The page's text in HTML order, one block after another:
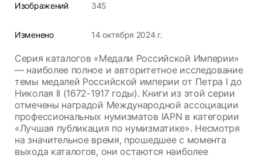
Изображений
345
Изменено 14 октября 2024 г.
Серия каталогов «Медали Российской Империи»
— наиболее полное и авторитетное исследование
темы медалей Российской империи от Петра I до
Николая II (1672-1917 годы). Книги из этой серии
отмечены наградой Международной ассоциации
профессиональных нумизматов IAPN в категории
«Лучшая публикация по нумизматике». Несмотря
на значительное время, прошедшее с момента
выхода каталогов, они остаются наиболее